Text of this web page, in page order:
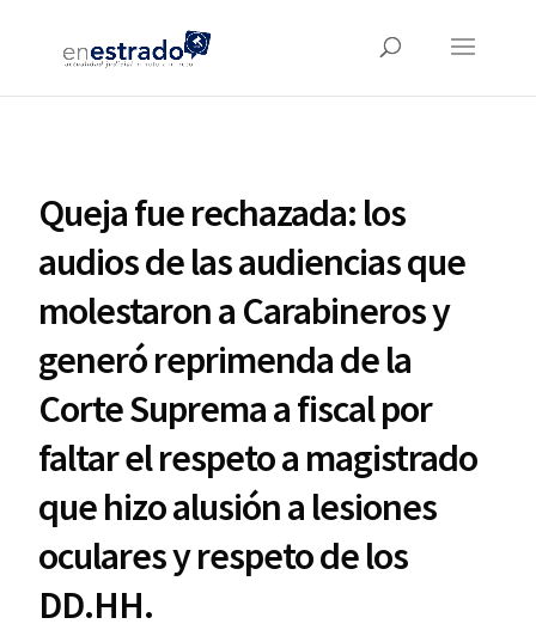
Queja fue rechazada: los
audios de las audiencias que
molestaron a Carabineros y
generó reprimenda de la
Corte Suprema a fiscal por
faltar el respeto a magistrado
que hizo alusión a lesiones
oculares y respeto de los
DD.HH.